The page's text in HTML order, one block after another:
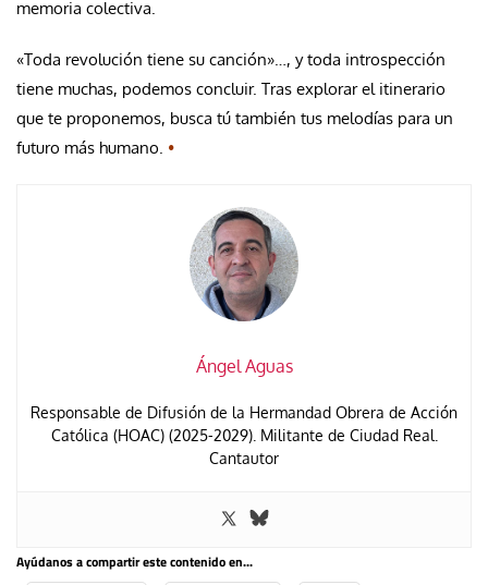
memoria colectiva.
«Toda revolución tiene su canción»…, y toda introspección
tiene muchas, podemos concluir. Tras explorar el itinerario
que te proponemos, busca tú también tus melodías para un
futuro más humano. •
Ángel Aguas
Responsable de Difusión de la Hermandad Obrera de Acción
Católica (HOAC) (2025-2029). Militante de Ciudad Real.
Cantautor
Ayúdanos a compartir este contenido en...